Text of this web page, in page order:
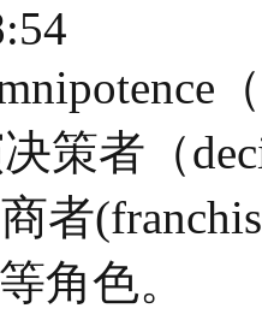
策者（
者
角色。